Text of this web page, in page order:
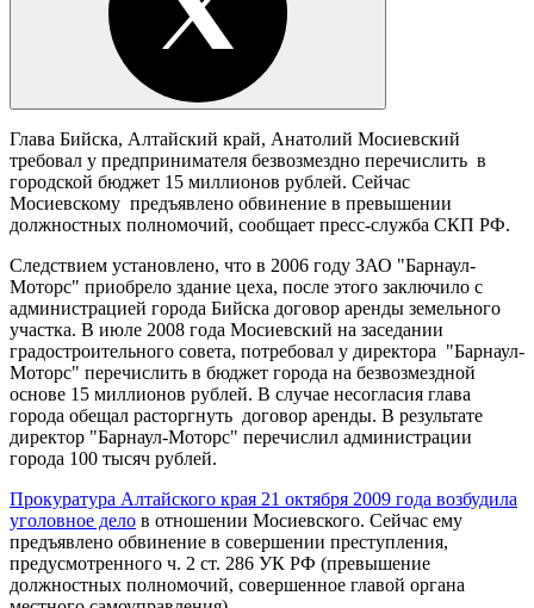
Глава Бийска, Алтайский край, Анатолий Мосиевский
требовал у предпринимателя безвозмездно перечислить в
городской бюджет 15 миллионов рублей. Сейчас
Мосиевскому предъявлено обвинение в превышении
должностных полномочий, сообщает пресс-служба СКП РФ.
Следствием установлено, что в 2006 году ЗАО "Барнаул-
Моторс" приобрело здание цеха, после этого заключило с
администрацией города Бийска договор аренды земельного
участка. В июле 2008 года Мосиевский на заседании
градостроительного совета, потребовал у директора "Барнаул-
Моторс" перечислить в бюджет города на безвозмездной
основе 15 миллионов рублей. В случае несогласия глава
города обещал расторгнуть договор аренды. В результате
директор "Барнаул-Моторс" перечислил администрации
города 100 тысяч рублей.
Прокуратура Алтайского края 21 октября 2009 года возбудила
уголовное дело в отношении Мосиевского. Сейчас ему
предъявлено обвинение в совершении преступления,
предусмотренного ч. 2 ст. 286 УК РФ (превышение
должностных полномочий, совершенное главой органа